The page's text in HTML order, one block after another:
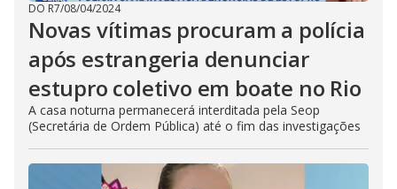
DO R7/08/04/2024
Novas vítimas procuram a polícia
após estrangeria denunciar
estupro coletivo em boate no Rio
A casa noturna permanecerá interditada pela Seop
(Secretária de Ordem Pública) até o fim das investigações